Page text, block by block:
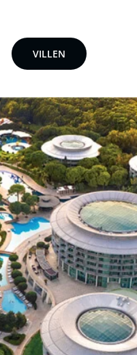
VILLEN